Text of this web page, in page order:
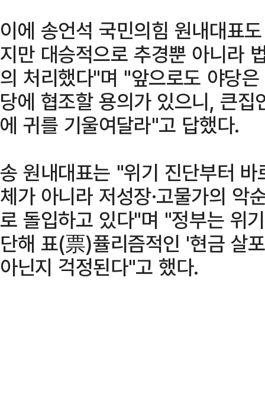
이에 송언석 국민의힘 원내대표
지만 대승적으로 추경뿐 아니라
의 처리했다"며 "앞으로도 야당
당에 협조할 용의가 있으니, 큰
에 귀를 기울여달라"고 답했다.
송 원내대표는 "위기 진단부터
체가 아니라 저성장·고물가의 악
로 돌입하고 있다"며 "정부는 위
단해 표(票)퓰리즘적인 '현금 살
아닌지 걱정된다"고 했다.